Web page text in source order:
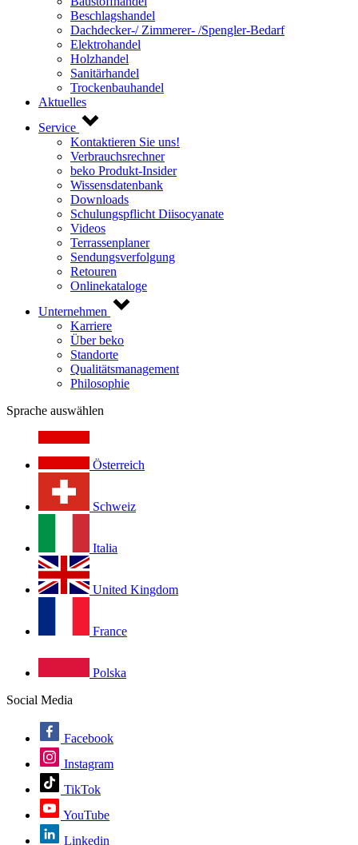
Beschlagshandel
Dachdecker-/ Zimmerer- /Spengler-Bedarf
Elektrohandel
Holzhandel
Sanitärhandel
Trockenbauhandel
Aktuelles
Service
Kontaktieren Sie uns!
Verbrauchsrechner
beko Produkt-Insider
Wissensdatenbank
Downloads
Schulungspflicht Diisocyanate
Videos
Terrassenplaner
Sendungsverfolgung
Retouren
Onlinekataloge
Unternehmen
Karriere
Über beko
Standorte
Qualitätsmanagement
Philosophie
Sprache auswählen
Österreich
Schweiz
Italia
United Kingdom
France
Polska
Social Media
Facebook
Instagram
TikTok
YouTube
Linkedin